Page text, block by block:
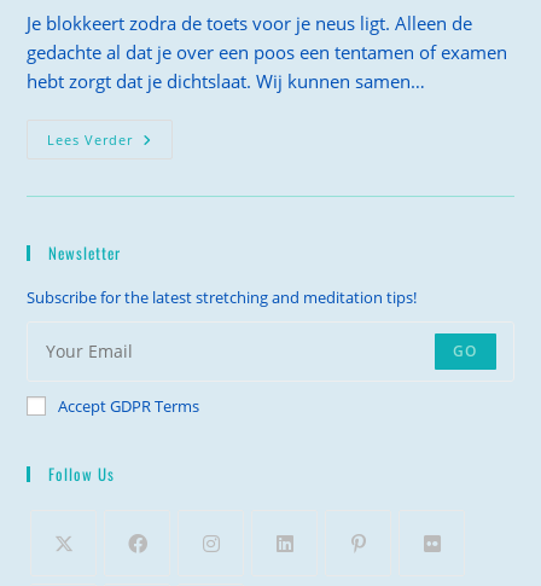
Je blokkeert zodra de toets voor je neus ligt. Alleen de
gedachte al dat je over een poos een tentamen of examen
hebt zorgt dat je dichtslaat. Wij kunnen samen…
Lees VerderHelp!
Newsletter
Subscribe for the latest stretching and meditation tips!
GO
Accept GDPR Terms
Follow Us